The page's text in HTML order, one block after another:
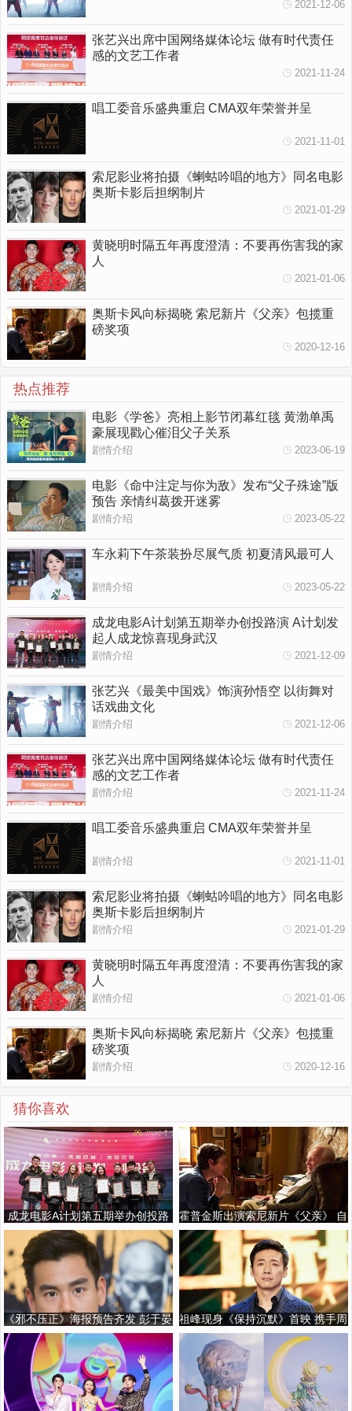
2021-12-06
张艺兴出席中国网络媒体论坛 做有时代责任
感的文艺工作者
2021-11-24
唱工委音乐盛典重启 CMA双年荣誉并呈
2021-11-01
索尼影业将拍摄《蝲蛄吟唱的地方》同名电影
奥斯卡影后担纲制片
2021-01-29
黄晓明时隔五年再度澄清：不要再伤害我的家
人
2021-01-06
奥斯卡风向标揭晓 索尼新片《父亲》包揽重
磅奖项
2020-12-16
热点推荐
电影《学爸》亮相上影节闭幕红毯 黄渤单禹
豪展现戳心催泪父子关系
剧情介绍 2023-06-19
电影《命中注定与你为敌》发布“父子殊途”版
预告 亲情纠葛拨开迷雾
剧情介绍 2023-05-22
车永莉下午茶装扮尽展气质 初夏清风最可人
剧情介绍 2023-05-22
成龙电影A计划第五期举办创投路演 A计划发
起人成龙惊喜现身武汉
剧情介绍 2021-12-09
张艺兴《最美中国戏》饰演孙悟空 以街舞对
话戏曲文化
剧情介绍 2021-12-06
张艺兴出席中国网络媒体论坛 做有时代责任
感的文艺工作者
剧情介绍 2021-11-24
唱工委音乐盛典重启 CMA双年荣誉并呈
剧情介绍 2021-11-01
索尼影业将拍摄《蝲蛄吟唱的地方》同名电影
奥斯卡影后担纲制片
剧情介绍 2021-01-29
黄晓明时隔五年再度澄清：不要再伤害我的家
人
剧情介绍 2021-01-06
奥斯卡风向标揭晓 索尼新片《父亲》包揽重
磅奖项
剧情介绍 2020-12-16
猜你喜欢
成龙电影A计划第五期举办创投路
演 A计划发起人成龙惊喜现身武汉
霍普金斯出演索尼新片《父亲》 自
曝完成了迄今最喜爱的角色
《邪不压正》海报预告齐发 彭于晏
廖凡开启全国狂欢
祖峰现身《保持沉默》首映 携手周
迅玩转推理谜题